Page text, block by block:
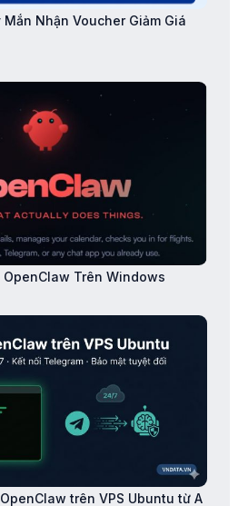
Nhận Voucher Giảm Giá
OpenClaw Trên Windows
trên VPS Ubuntu từ A